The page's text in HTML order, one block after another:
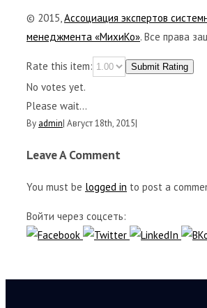
© 2015,Ассоциация экспертов
менеджмента «МихиКо». Все права
Rate this item: Submit Rating
No votes yet.
Please wait...
By admin| Август 18th, 2015|
Leave A Comment
You must be logged in to post a
Войти через соцсеть: